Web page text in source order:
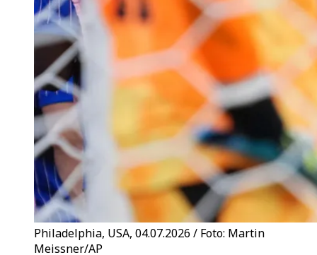
Philadelphia, USA, 04.07.2026 / Foto: Martin
Meissner/AP